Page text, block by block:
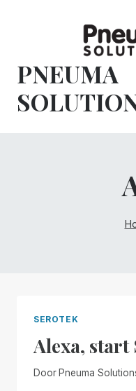
PNEUMA
SEROTEK
Alexa, start
Door Pneuma